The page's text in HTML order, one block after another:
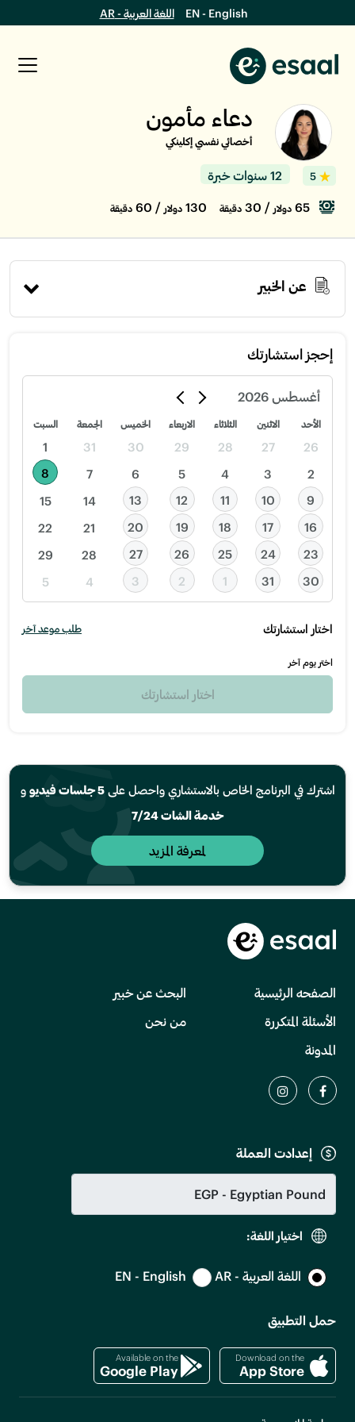
EN - English اللغة العربية - AR
دعاء مأمون
أخصائي نفسي إكلينكي
5 12 سنوات خبرة
65 دولار / 30 دقيقة دولار / 60 دقيقة
عن الخبير
إحجز استشارتك
أغسطس 2026
الأحد الاثنين الثلاثاء الاربعاء الخميس الجمعة السبت
26
27
28
29
30
31
1
2
3
4
5
6
7
8
9
10
11
12
13
14
15
16
17
18
19
20
21
22
23
24
25
26
27
28
29
30
31
1
2
3
4
5
اختار استشارتك طلب موعد آخر
اختر يوم آخر
اختار استشارتك
اشترك في البرنامج الخاص بالاستشاري واحصل على5 جلسات فيديو
و
خدمة الشات 7/24
لمعرفة المزيد
الصفحه الرئيسية
البحث عن خبير
الأسئلة المتكررة
من نحن
المدونة
إعدادت العملة
اختيار اللغة:
اللغة العربية - AR EN - English
حمل التطبيق
Download on the
App Store
Available on the
Google Play